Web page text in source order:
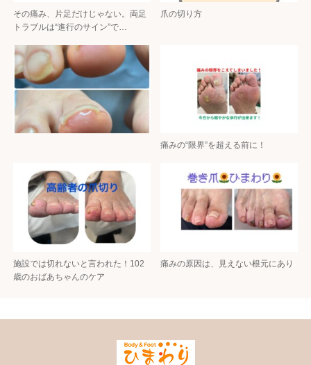
その痛み、片足だけじゃない。両足
トラブルは“進行のサイン”で…
爪の切り方
痛みの“限界”を超える前に！
施設では切れないと言われた！102
歳のおばあちゃんのケア
痛みの原因は、見えない根元にあり